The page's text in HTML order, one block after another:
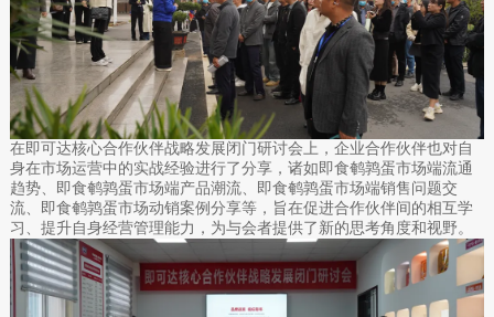
在即可达核心合作伙伴战略发展闭门研讨会上，企业合作伙伴也对自
身在市场运营中的实战经验进行了分享，诸如即食鹌鹑蛋市场端流通
趋势、即食鹌鹑蛋市场端产品潮流、即食鹌鹑蛋市场端销售问题交
流、即食鹌鹑蛋市场动销案例分享等，旨在促进合作伙伴间的相互学
习、提升自身经营管理能力，为与会者提供了新的思考角度和视野。